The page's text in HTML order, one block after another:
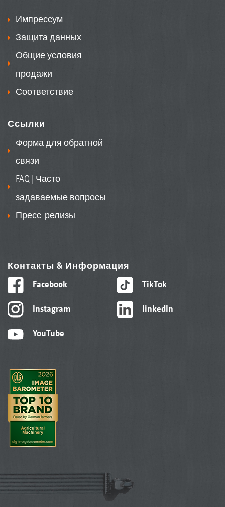
Импрессум
Защита данных
Общие условия
продажи
Соответствие
Ссылки
Форма для обратной
связи
FAQ | Часто
задаваемые вопросы
Пресс-релизы
Контакты & Информация
Facebook
Instagram
YouTube
TikTok
linkedIn